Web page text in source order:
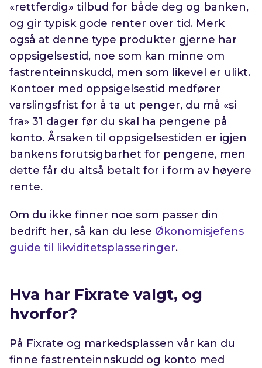
«rettferdig» tilbud for både deg og banken,
og gir typisk gode renter over tid. Merk
også at denne type produkter gjerne har
oppsigelsestid, noe som kan minne om
fastrenteinnskudd, men som likevel er ulikt.
Kontoer med oppsigelsestid medfører
varslingsfrist for å ta ut penger, du må «si
fra» 31 dager før du skal ha pengene på
konto. Årsaken til oppsigelsestiden er igjen
bankens forutsigbarhet for pengene, men
dette får du altså betalt for i form av høyere
rente.
Om du ikke finner noe som passer din
bedrift her, så kan du lese Økonomisjefens
guide til likviditetsplasseringer.
Hva har Fixrate valgt, og
hvorfor?
På Fixrate og markedsplassen vår kan du
finne fastrenteinnskudd og konto med